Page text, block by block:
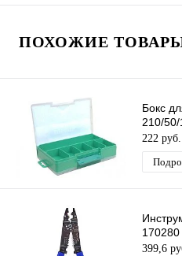
ПОХОЖИЕ
Бокс
210/50/
222 руб.
170280
399,6